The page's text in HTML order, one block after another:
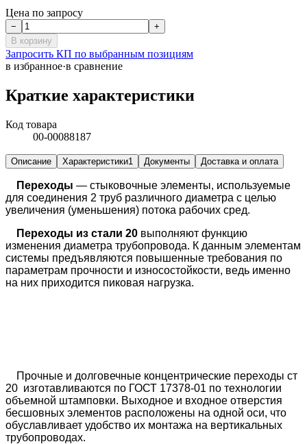
Цена по запросу
−
+
В корзину
Запросить КП по выбранным позициям
в избранное·в сравнение
Краткие характеристики
Код товара
00-00088187
Описание Характеристики1 Документы Доставка и оплата
Переходы — стыковочные элементы, используемые
для соединения 2 труб различного диаметра с целью
увеличения (уменьшения) потока рабочих сред.
Переходы из стали 20 выполняют функцию
изменения диаметра трубопровода. К данным элементам
системы предъявляются повышенные требования по
параметрам прочности и износостойкости, ведь именно
на них приходится пиковая нагрузка.
Прочные и долговечные концентрические переходы ст
20 изготавливаются по ГОСТ 17378-01 по технологии
объемной штамповки. Выходное и входное отверстия
бесшовных элементов расположены на одной оси, что
обуславливает удобство их монтажа на вертикальных
трубопроводах.